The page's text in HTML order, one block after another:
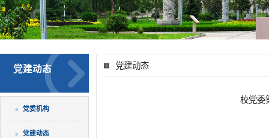
党建动态
党委机构
党建动态
党建动态
校党委